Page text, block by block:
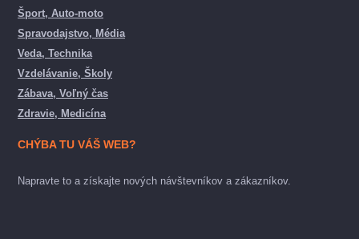
Šport, Auto-moto
Spravodajstvo, Média
Veda, Technika
Vzdelávanie, Školy
Zábava, Voľný čas
Zdravie, Medicína
CHÝBA TU VÁŠ WEB?
Napravte to a získajte nových návštevníkov a zákazníkov.